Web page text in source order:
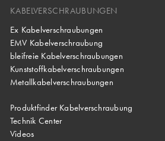
KABELVERSCHRAUBUNGEN
Ex Kabelverschraubungen
EMV Kabelverschraubung
bleifreie Kabelverschraubungen
Kunststoffkabelverschraubungen
Metallkabelverschraubungen
Produktfinder Kabelverschraubung
Technik Center
Videos